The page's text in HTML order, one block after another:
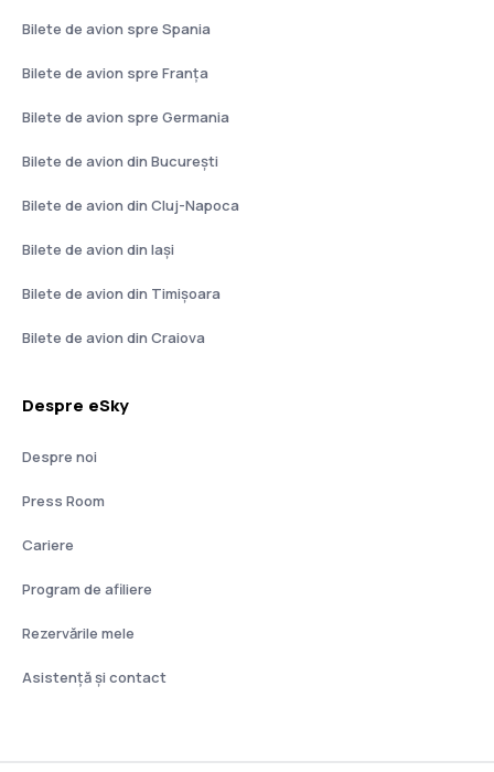
Bilete de avion spre Spania
Bilete de avion spre Franţa
Bilete de avion spre Germania
Bilete de avion din București
Bilete de avion din Cluj-Napoca
Bilete de avion din Iași
Bilete de avion din Timișoara
Bilete de avion din Craiova
Despre eSky
Despre noi
Press Room
Cariere
Program de afiliere
Rezervările mele
Asistenţă şi contact